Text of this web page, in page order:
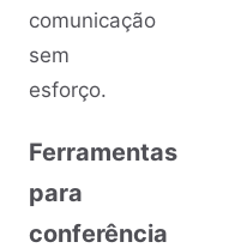
comunicação
sem
esforço.
Ferramentas
para
conferência